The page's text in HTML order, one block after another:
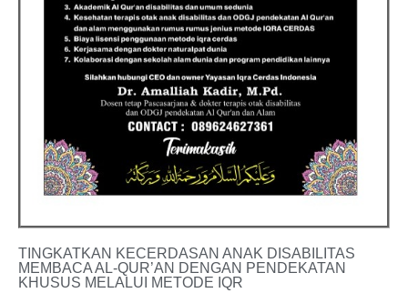
TINGKATKAN KECERDASAN ANAK DISABILITAS
MEMBACA AL-QUR’AN DENGAN PENDEKATAN
KHUSUS MELALUI METODE IQR